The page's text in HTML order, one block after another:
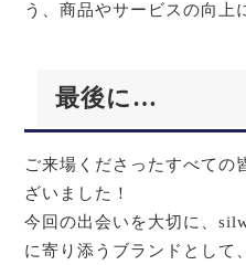
う、商品やサービスの向上
最後に…
ご来場くださったすべての
ざいました！
今回の出会いを大切に、
に寄り添うブランドとして